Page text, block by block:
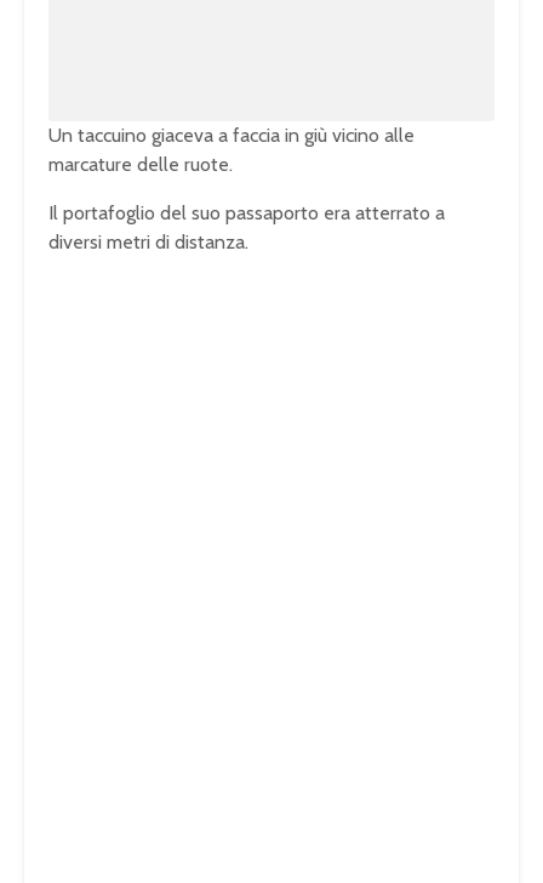
Un taccuino giaceva a faccia in giù vicino alle
marcature delle ruote.
Il portafoglio del suo passaporto era atterrato a
diversi metri di distanza.